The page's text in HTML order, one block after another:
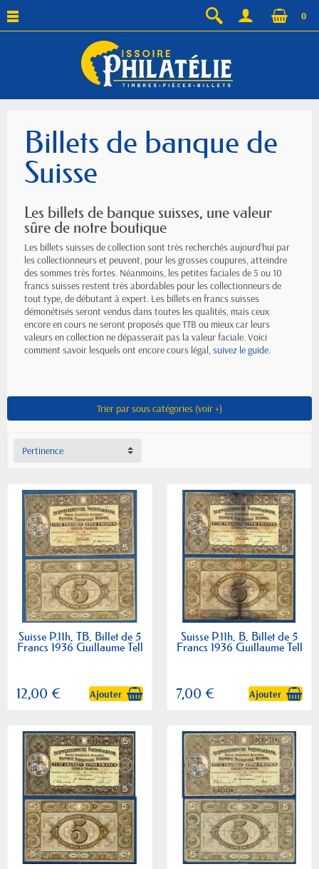
0
Billets de banque de
Suisse
Les billets de banque suisses, une valeur
sûre de notre boutique
Les billets suisses de collection sont très recherchés aujourd’hui par
les collectionneurs et peuvent, pour les grosses coupures, atteindre
des sommes très fortes. Néanmoins, les petites faciales de 5 ou 10
francs suisses restent très abordables pour les collectionneurs de
tout type, de débutant à expert. Les billets en francs suisses
démonétisés seront vendus dans toutes les qualités, mais ceux
encore en cours ne seront proposés que TTB ou mieux car leurs
valeurs en collection ne dépasserait pas la valeur faciale. Voici
comment savoir lesquels ont encore cours légal, suivez le guide.
Trier par sous catégories (voir +)
Pertinence
Suisse P.11h, TB, Billet de 5
Francs 1936 Guillaume Tell
12,00 € Ajouter
Suisse P.11h, B, Billet de 5
Francs 1936 Guillaume Tell
7,00 € Ajouter